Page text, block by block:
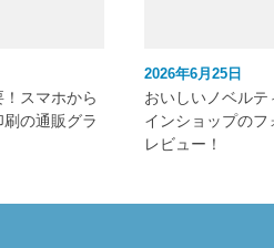
スマホから
の通販グラ
2026年6月25日
おいしいノベルテ
インショップの
レビュー！